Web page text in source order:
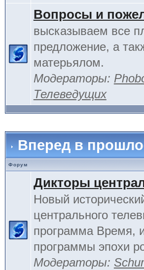
Вопросы и
высказываем все
предложение, а
матерьялом.
Модераторы:
Телеведущих
Вперед в
Форум
Дикторы
Новый
центрального
программа Время,
программы эпохи
Модераторы: